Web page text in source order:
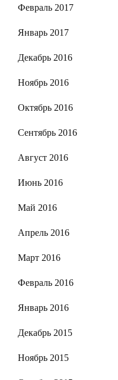
Февраль 2017
Январь 2017
Декабрь 2016
Ноябрь 2016
Октябрь 2016
Сентябрь 2016
Август 2016
Июнь 2016
Май 2016
Апрель 2016
Март 2016
Февраль 2016
Январь 2016
Декабрь 2015
Ноябрь 2015